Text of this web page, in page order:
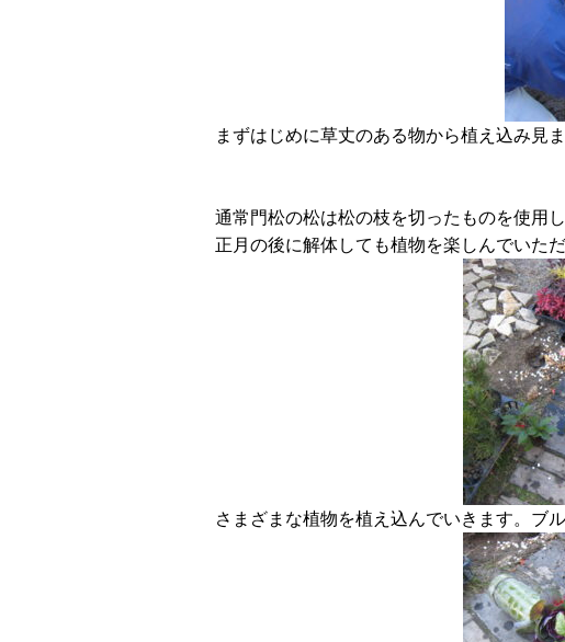
まずはじめに草丈のある物から植え込み見
通常門松の松は松の枝を切ったものを使用
正月の後に解体しても植物を楽しんでいた
さまざまな植物を植え込んでいきます。ブ